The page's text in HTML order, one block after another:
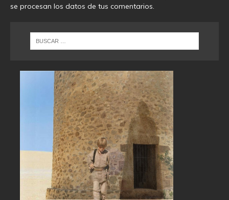
se procesan los datos de tus comentarios.